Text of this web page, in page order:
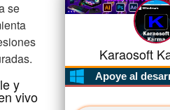
se
y
vivo
Karaosoft
Apoye al